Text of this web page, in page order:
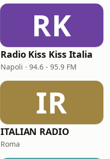
RK
Radio Kiss Kiss Italia
Napoli · 94.6 - 95.9 FM
IR
ITALIAN RADIO
Roma